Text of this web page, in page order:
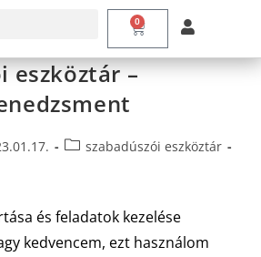
0
eszköztár –
szabadúszói eszköztár
és feladatok kezelése
kedvencem, ezt használom